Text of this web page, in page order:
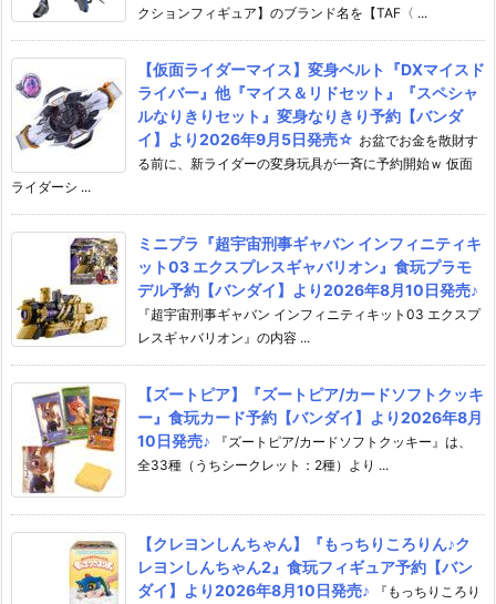
クションフィギュア】のブランド名を【TAF〈 ...
【仮面ライダーマイス】変身ベルト『DXマイスド
ライバー』他『マイス＆リドセット』『スペシャ
ルなりきりセット』変身なりきり予約【バンダ
イ】より2026年9月5日発売☆ お盆でお金を散財す
る前に、新ライダーの変身玩具が一斉に予約開始ｗ 仮面
ライダーシ ...
ミニプラ『超宇宙刑事ギャバン インフィニティキ
ット03 エクスプレスギャバリオン』食玩プラモ
デル予約【バンダイ】より2026年8月10日発売♪
『超宇宙刑事ギャバン インフィニティキット03 エクスプ
レスギャバリオン』の内容 ...
【ズートピア】『ズートピア/カードソフトクッキ
ー』食玩カード予約【バンダイ】より2026年8月
10日発売♪
『ズートピア/カードソフトクッキー』は、
全33種（うちシークレット：2種）より ...
【クレヨンしんちゃん】『もっちりころりん♪ク
レヨンしんちゃん2』食玩フィギュア予約【バン
ダイ】より2026年8月10日発売♪
『もっちりころり